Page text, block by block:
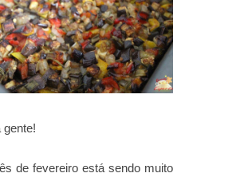
gente!
de fevereiro está sendo muito